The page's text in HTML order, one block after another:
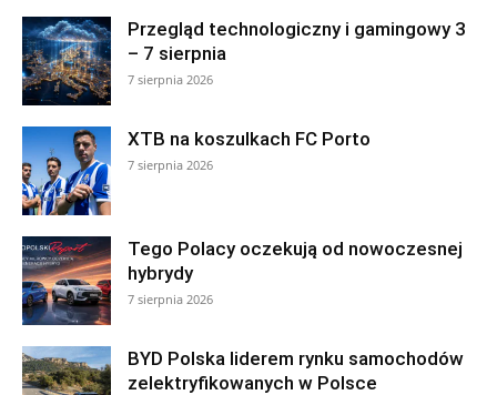
Przegląd technologiczny i gamingowy 3
– 7 sierpnia
7 sierpnia 2026
XTB na koszulkach FC Porto
7 sierpnia 2026
Tego Polacy oczekują od nowoczesnej
hybrydy
7 sierpnia 2026
BYD Polska liderem rynku samochodów
zelektryfikowanych w Polsce